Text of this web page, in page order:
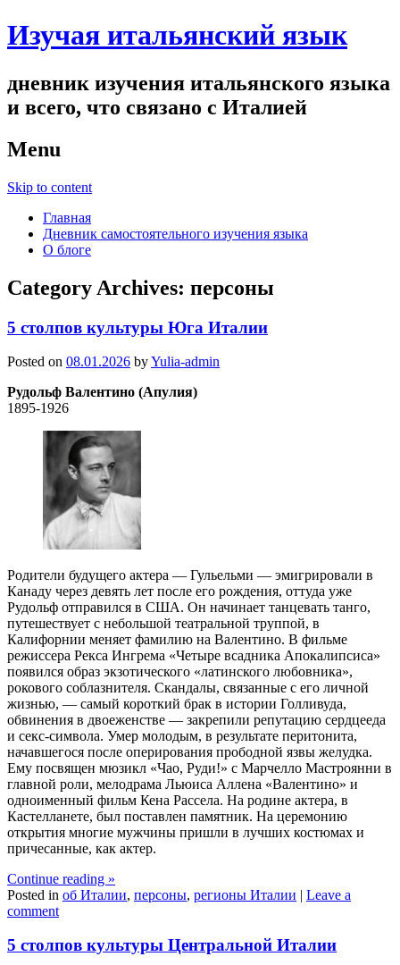
Изучая итальянский язык
дневник изучения итальянского языка
и всего, что связано с Италией
Menu
Skip to content
Главная
Дневник самостоятельного изучения языка
О блоге
Category Archives: персоны
5 столпов культуры Юга Италии
Posted on 08.01.2026 byYulia-admin
Рудольф Валентино (Апулия)
1895-1926
Родители будущего актера — Гульельми — эмигрировали в
Канаду через девять лет после его рождения, оттуда уже
Рудольф отправился в США. Он начинает танцевать танго,
путешествует с небольшой театральной труппой, в
Калифорнии меняет фамилию на Валентино. В фильме
режиссера Рекса Ингрема «Четыре всадника Апокалипсиса»
появился образ экзотического «латинского любовника»,
рокового соблазнителя. Скандалы, связанные с его личной
жизнью, — самый короткий брак в истории Голливуда,
обвинения в двоеженстве — закрепили репутацию сердцееда
и секс-символа. Умер молодым, в результате перитонита,
начавшегося после оперирования прободной язвы желудка.
Ему посвящен мюзикл «Чао, Руди!» с Марчелло Мастроянни в
главной роли, мелодрама Льюиса Аллена «Валентино» и
одноименный фильм Кена Рассела. На родине актера, в
Кастелланете, был поставлен памятник. На церемонию
открытия многие мужчины пришли в лучших костюмах и
причесанные, как актер.
Continue reading »
Posted in об Италии, персоны, регионы Италии | Leave a
comment
5 столпов культуры Центральной Италии